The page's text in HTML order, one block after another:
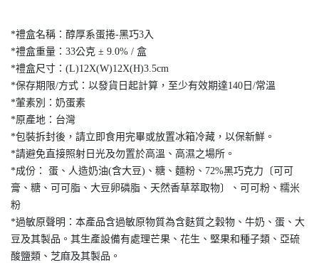
*禮盒名稱：醇厚系蛋捲-黑巧3入
*禮盒重量：33公克 ± 9.0% / 盒
*禮盒尺寸：(L)12X(W)12X(H)3.5cm
*保存期限/方式：以發貨日起計算，至少有效期達140日/常溫
*葷素別：奶蛋素
*原產地：台灣
*包裝拆封後，請立即食用完畢或放置冰箱冷藏，以保新鮮。
*請避免直接照射日光及勿置於高溫、高濕之場所。
*成份： 蛋、人造奶油(含大豆)、糖、麵粉、72%黑巧克力〔可可
膏、糖、可可脂、大豆卵磷脂、天然香草萃取物〕、可可粉、糯米
粉
*過敏原聲明：本產品含過敏原物質為含麩質之穀物、牛奶、蛋、大
豆及其製品。其生產設備有處理芒果、花生、堅果和種子類、亞硫
酸鹽類、芝麻及其製品。